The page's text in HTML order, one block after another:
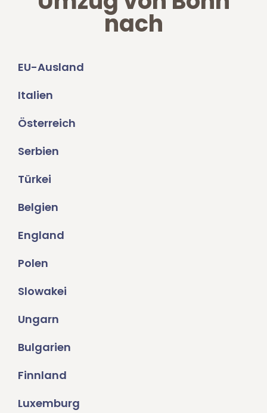
nach
EU-Ausland
Italien
Österreich
Serbien
Türkei
Belgien
England
Polen
Slowakei
Ungarn
Bulgarien
Finnland
Luxemburg